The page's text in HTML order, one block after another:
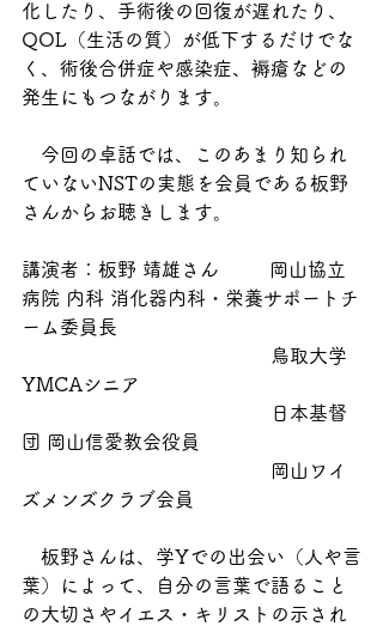
化したり、手術後の回復が遅れたり、
QOL（生活の質）が低下するだけでな
く、術後合併症や感染症、褥瘡などの
発生にもつながります。
今回の卓話では、このあまり知られ
ていないNSTの実態を会員である板野
さんからお聴きします。
講演者：板野 靖雄さん
岡山協立
病院 内科 消化器内科・栄養サポートチ
ーム委員長
鳥取大学
YMCAシニア
日本基督
団 岡山信愛教会役員
岡山ワイ
ズメンズクラブ会員
板野さんは、学Yでの出会い（人や言
葉）によって、自分の言葉で語ること
の大切さやイエス・キリストの示され